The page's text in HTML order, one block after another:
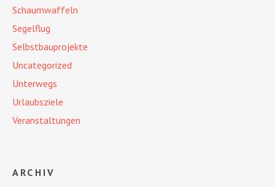
Schaumwaffeln
Segelflug
Selbstbauprojekte
Uncategorized
Unterwegs
Urlaubsziele
Veranstaltungen
ARCHIV